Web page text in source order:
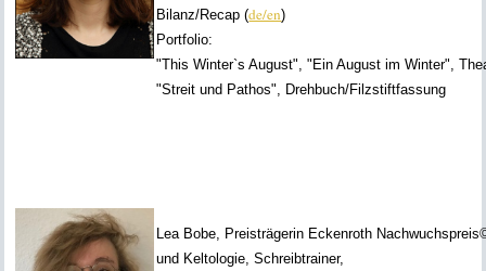
Bilanz/Recap (de/en)
Portfolio:
"This Winter`s August", "Ein August im Winter",
"Streit und Pathos", Drehbuch/Filzstiftfassung
Lea Bobe, Preisträgerin Eckenroth
und Keltologie, Schreibtrainer,